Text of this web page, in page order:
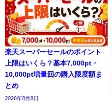
楽天スーパーセールのポイント
上限はいくら？基本7,000pt・
10,000pt増量回の購入限度額ま
とめ
2026年8月8日